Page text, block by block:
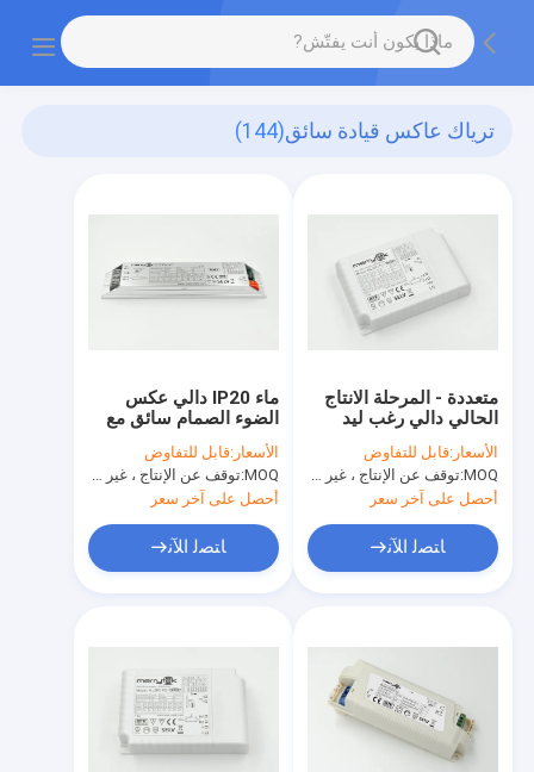
ترياك عاكس قيادة سائق(144)
ماء IP20 دالي عكس
الضوء الصمام سائق مع
حماية الدائرة القصيرة
الأسعار:قابل للتفاوض
MOQ: توقف عن الإنتاج ، غير متوفر.
أحصل على آخر سعر
ﺎﺘﺼﻟ ﺍﻶﻧ
متعددة - المرحلة الانتاج
الحالي دالي رغب ليد
سائق عكس الضوء
1x30w
الأسعار:قابل للتفاوض
MOQ: توقف عن الإنتاج ، غير متوفر.
أحصل على آخر سعر
ﺎﺘﺼﻟ ﺍﻶﻧ